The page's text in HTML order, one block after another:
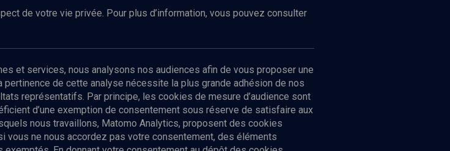
notre newsletter
Envoyer
de votre vie privée. Pour plus d’information, vous pouvez consulter
et services, nous analysons nos audiences afin de vous proposer une
de cette analyse nécessite la plus grande adhésion de nos
représentatifs. Par principe, les cookies de mesure d’audience sont
d’une exemption de consentement sous réserve de satisfaire aux
nous travaillons, Matomo Analytics, proposent des cookies
ne nous accordez pas votre consentement, des éléments